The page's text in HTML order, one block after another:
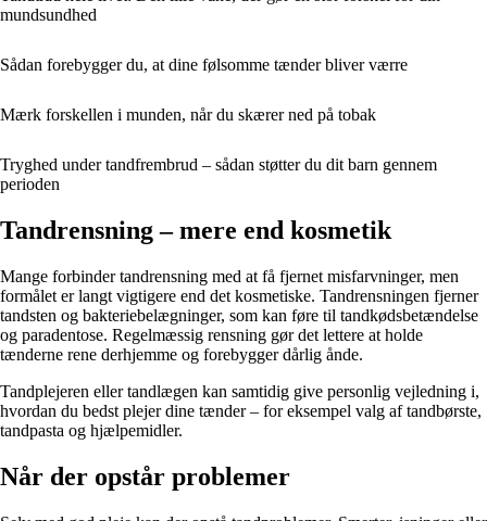
mundsundhed
Sådan forebygger du, at dine følsomme tænder bliver værre
Mærk forskellen i munden, når du skærer ned på tobak
Tryghed under tandfrembrud – sådan støtter du dit barn gennem
perioden
Tandrensning – mere end kosmetik
Mange forbinder tandrensning med at få fjernet misfarvninger, men
formålet er langt vigtigere end det kosmetiske. Tandrensningen fjerner
tandsten og bakteriebelægninger, som kan føre til tandkødsbetændelse
og paradentose. Regelmæssig rensning gør det lettere at holde
tænderne rene derhjemme og forebygger dårlig ånde.
Tandplejeren eller tandlægen kan samtidig give personlig vejledning i,
hvordan du bedst plejer dine tænder – for eksempel valg af tandbørste,
tandpasta og hjælpemidler.
Når der opstår problemer